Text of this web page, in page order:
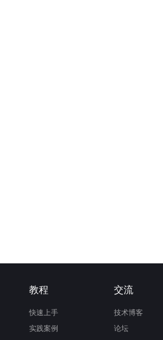
教程
快速上手
实践案例
交流
技术博客
论坛